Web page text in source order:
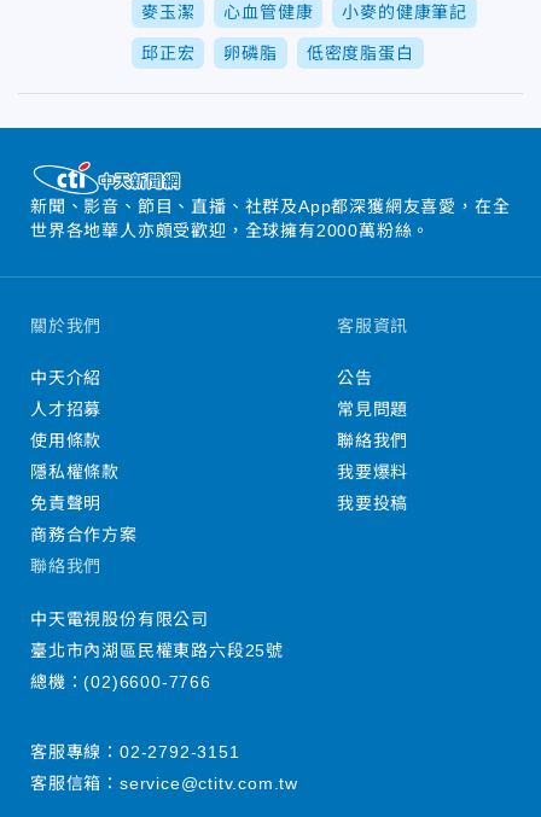
麥玉潔 心血管健康 小麥的健康筆記
邱正宏 卵磷脂 低密度脂蛋白
新聞、影音、節目、直播、社群及App都深獲網友喜愛，在全
世界各地華人亦頗受歡迎，全球擁有2000萬粉絲。
關於我們
中天介紹
人才招募
使用條款
隱私權條款
免責聲明
商務合作方案
客服資訊
公告
常見問題
聯絡我們
我要爆料
我要投稿
聯絡我們
中天電視股份有限公司
臺北市內湖區民權東路六段25號
總機：(02)6600-7766
客服專線： 02-2792-3151
客服信箱： service@ctitv.com.tw